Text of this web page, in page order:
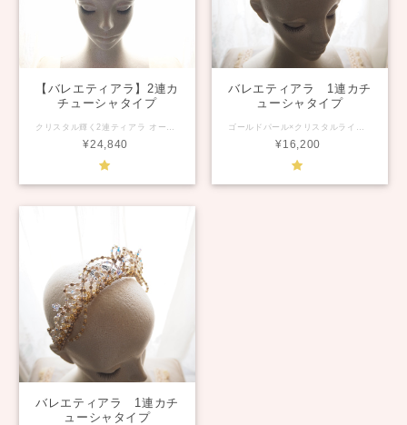
【バレエティアラ】2連カ
チューシャタイプ
クリスタル輝く2連ティアラ オーロラ、シンデレラ、雪の女王、タリスマン、ライモンダ等に。 スワロフスキービーズ、クリスタルオーロラを贅沢に使用した、美しいフォルムのティアラ。 短めの前垂れ飾りは個性を出しすぎず、プリンセスの華やぎをプラス。 カラー、前垂れの長さを変更も可能です。 【カラー】 ライトシルバーパール×クリスタルオーロラ ゴールドパール×クリスタルオーロラ ビーズのカラー変更は別途料金がかかります。 【サイズ】 高さ 約4.5㎝ 幅 約15㎝ 【製作日数】 こちらの商品は、ご注文後の製作になります。 ご予約状況により、お届けまで約2〜3週間いただき.完成次第発送致します。お届け予定日はメールにてお知らせいたします。 【お急ぎの場合】 なお、1週間以内の製作の場合は、別途お急ぎ代金(2000円)がかかります。 お気軽にお問い合わせください。
¥24,840
バレエティアラ 1連カチ
ューシャタイプ
ゴールドパール×クリスタルラインストーンのプリンセスティアラ。 ラインストーンがお花のように並び、個性的かつかわいらしさがある ティアラです。 ジュニアにもご使用いただけます。 オーロラ姫、金平糖の所為などに。 ベースのパールのカラーはゴールドまたはシルバーからお選びください。 ビーズのカラーは変更可能です。 ご希望の場合はご相談ください。 中心の高さ 約4.5cm ご注文をいただいてからオーダー順にお作り致しますので、 完成まで約2週間いただいております。 お急ぎの場合は contact からお問い合わせください。
¥16,200
バレエティアラ 1連カチ
ューシャタイプ